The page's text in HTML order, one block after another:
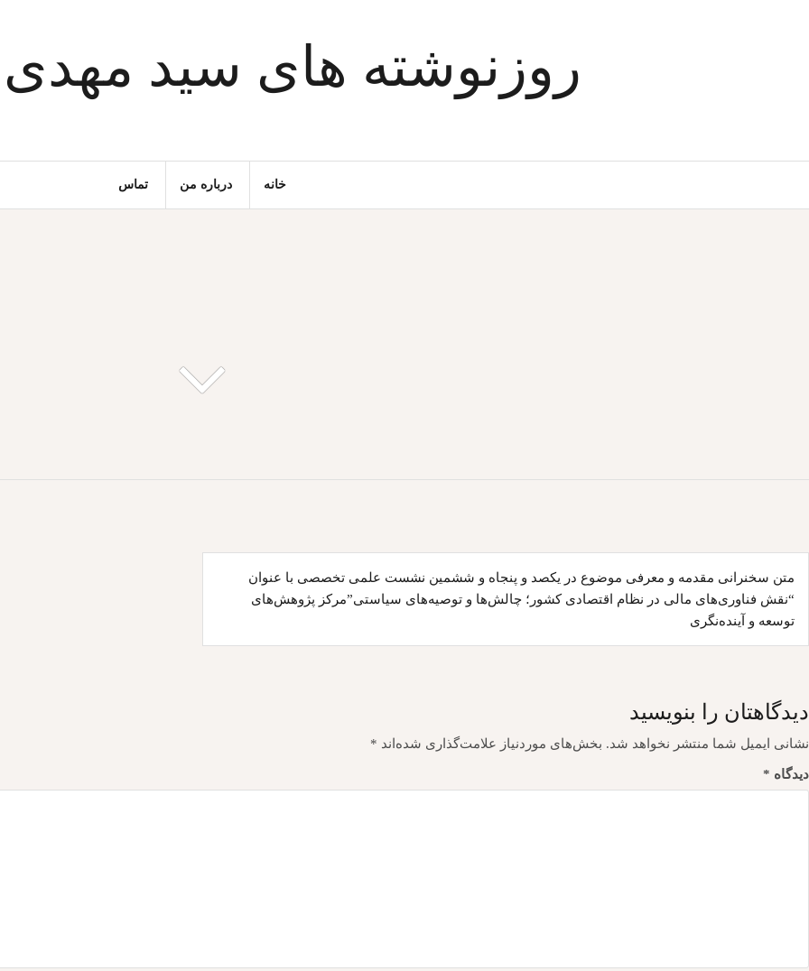
روزنوشته های سید
خانه درباره من تماس
راهبری
نوشته
متن سخنرانی مقدمه و معرفی موضوع در یکصد و پنجاه و ششمین نشست علمی تخصصی با عنوان
“نقش فناوری‌های مالی در نظام اقتصادی کشور؛ چالش‌ها و توصیه‌های سیاستی”مرکز پژوهش‌های
توسعه و آینده‌نگری
دیدگاهتان را بنویسید
نشانی ایمیل شما منتشر نخواهد شد. بخش‌های موردنیاز علامت‌گذاری شده‌اند *
دیدگاه *